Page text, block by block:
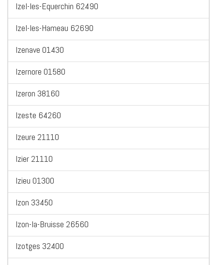
Izel-les-Equerchin 62490
Izel-les-Hameau 62690
Izenave 01430
Izernore 01580
Izeron 38160
Izeste 64260
Izeure 21110
Izier 21110
Izieu 01300
Izon 33450
Izon-la-Bruisse 26560
Izotges 32400